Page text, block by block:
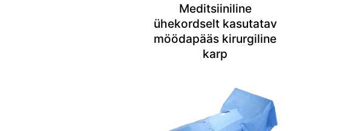
Meditsiiniline
ühekordselt kasutatav
möödapääs kirurgiline
karp